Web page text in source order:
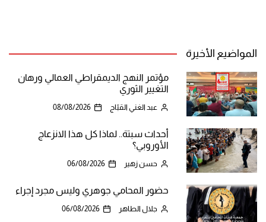
المواضيع الأخيرة
مؤتمر النهج الديمقراطي العمالي ورهان
التغيير الثوري
عبد الغني القبّاج 08/08/2026
أحداث سبتة.. لماذا كل هذا الانزعاج
الأوروبي؟
حسن زهير 06/08/2026
حضور المحامي جوهري وليس مجرد إجراء
جلال الطاهر 06/08/2026